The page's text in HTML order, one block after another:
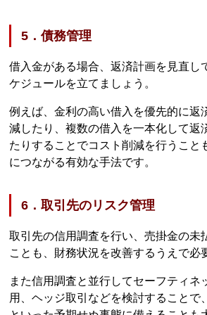
5．債務管理
借入金がある場合、返済計画を見直し
ケジュールを立てましょう。
例えば、金利の高い借入を優先的に返
減したり、複数の借入を一本化して返
たりすることでコスト削減を行うこと
につながる有効な手法です。
6．取引先のリスク管理
取引先の信用調査を行い、売掛金の未
ことも、財務状況を改善するうえで必
また信用調査と並行してセーフティネ
用、ヘッジ取引などを検討することで